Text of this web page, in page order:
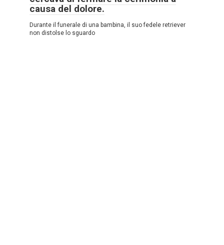
causa del dolore.
Durante il funerale di una bambina, il suo fedele retriever
non distolse lo sguardo